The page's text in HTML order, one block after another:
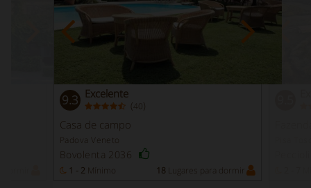
9.3 Excelente
( 40)
Casa de campo
Padova Veneto
Bovolenta 2036
1 - 2 Mínimo 18 Lugares para dormir